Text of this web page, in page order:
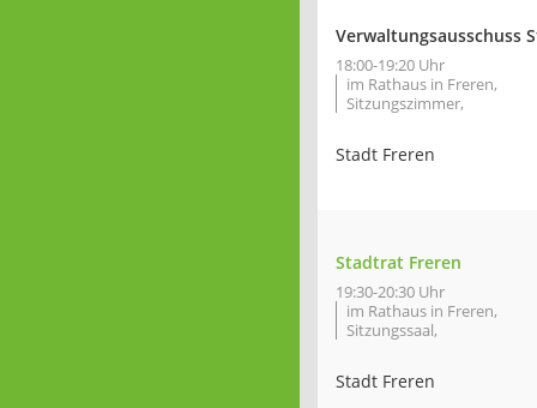
Verwaltungsausschuss
18:00-19:20 Uhr
im Rathaus in Freren,
Sitzungszimmer,
Stadt Freren
Stadtrat Freren
19:30-20:30 Uhr
im Rathaus in Freren,
Sitzungssaal,
Stadt Freren